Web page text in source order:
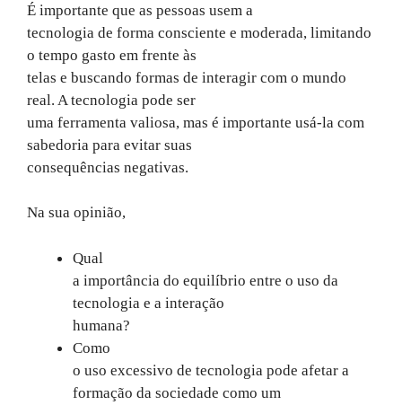
É importante que as pessoas usem a
tecnologia de forma consciente e moderada, limitando
o tempo gasto em frente às
telas e buscando formas de interagir com o mundo
real. A tecnologia pode ser
uma ferramenta valiosa, mas é importante usá-la com
sabedoria para evitar suas
consequências negativas.
Na sua opinião,
Qual
a importância do equilíbrio entre o uso da
tecnologia e a interação
humana?
Como
o uso excessivo de tecnologia pode afetar a
formação da sociedade como um